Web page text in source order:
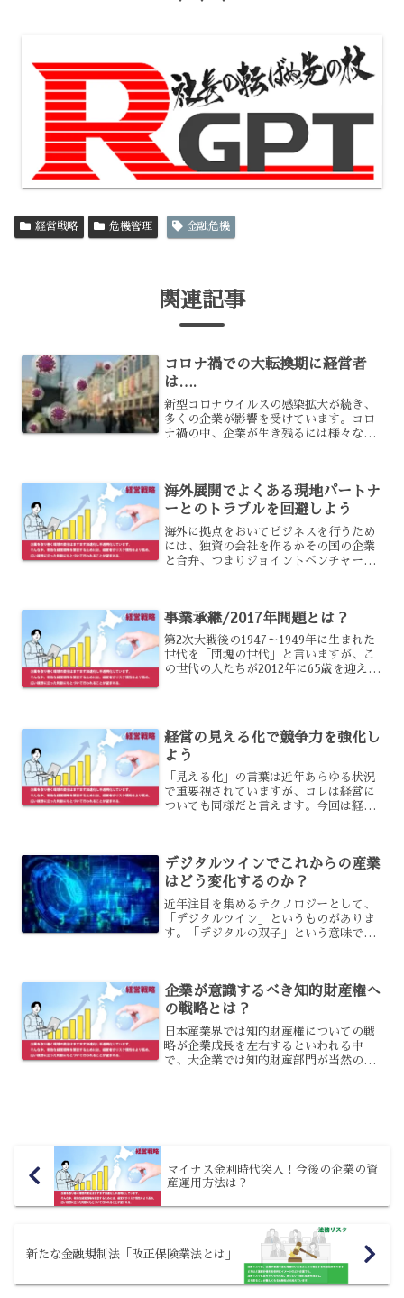
経営戦略 危機管理 金融危機
関連記事
コロナ禍での大転換期に経営者
は….
新型コロナウイルスの感染拡大が続き、
多くの企業が影響を受けています。コロ
ナ禍の中、企業が生き残るには様々な工
コロナ禍の影響で経営が厳...
海外展開でよくある現地パートナ
ーとのトラブルを回避しよう
海外に拠点をおいてビジネスを行うため
には、独資の会社を作るかその国の企業
と合弁、つまりジョイントベンチャーを
を検討しているかと思いま...
事業承継/2017年問題とは？
第2次大戦後の1947～1949年に生まれた
世代を「団塊の世代」と言いますが、こ
の世代の人たちが2012年に65歳を迎える
経営の見える化で競争力を強化し
よう
「見える化」の言葉は近年あらゆる状況
で重要視されていますが、コレは経営に
ついても同様だと言えます。今回は経営
には非常に幅広い業務があ...
デジタルツインでこれからの産業
はどう変化するのか？
近年注目を集めるテクノロジーとして、
「デジタルツイン」というものがありま
す。「デジタルの双子」という意味で使
るのでしょうか？デジタル...
企業が意識するべき知的財産権へ
の戦略とは？
日本産業界では知的財産権についての戦
略が企業成長を左右するといわれる中
で、大企業では知的財産部門が当然のよ
マイナス金利時代突入！今後の企業の資
産運用方法は？
新たな金融規制法「改正保険業法とは」